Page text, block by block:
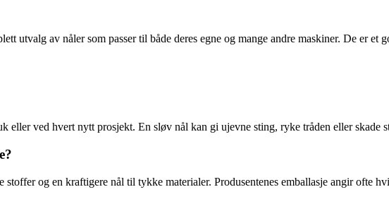
utvalg av nåler som passer til både deres egne og mange andre maskiner. De er et
eller ved hvert nytt prosjekt. En sløv nål kan gi ujevne sting, ryke tråden eller skade
og en kraftigere nål til tykke materialer. Produsentenes emballasje angir ofte